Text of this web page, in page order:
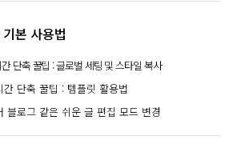
본 사용법
단축 꿀팁 : 글로벌 세팅 및 스타일 복사
간 단축 꿀팁 : 템플릿 활용법
블로그 같은 쉬운 글 편집 모드 변경